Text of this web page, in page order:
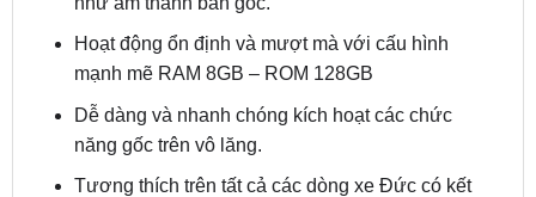
mạnh mẽ RAM 8GB – ROM 128GB
Dễ dàng và nhanh chóng kích hoạt các chức
năng gốc trên vô lăng.
Tương thích trên tất cả các dòng xe Đức có kết
nối ANDROID AUTO hoặc APPLE CAR PLAY.